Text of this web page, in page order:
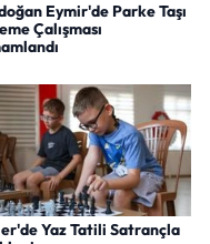
Eymir'de Parke Taşı
Çalışması
Yaz Tatili Satrançla